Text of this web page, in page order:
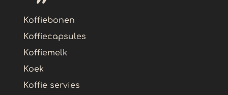
Koffiebonen
Koffiecapsules
Koffiemelk
Koek
Koffie servies